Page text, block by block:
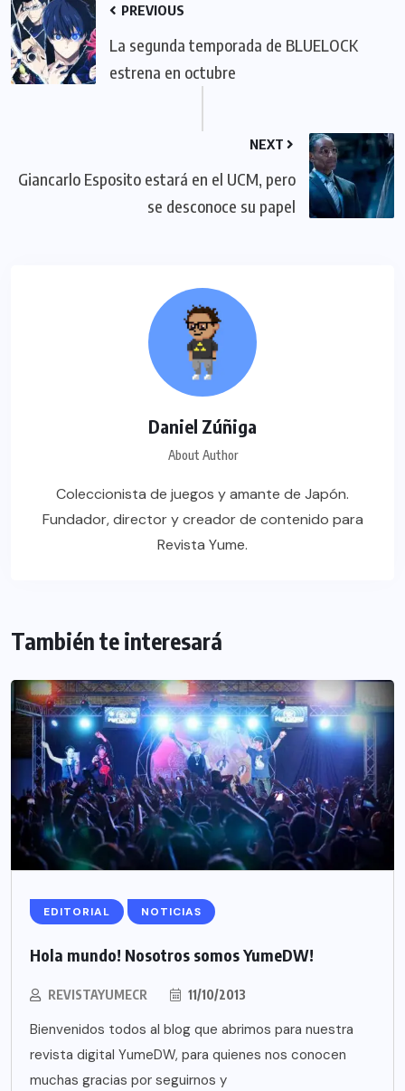
PREVIOUS
La segunda temporada de BLUELOCK
estrena en octubre
NEXT
Giancarlo Esposito estará en el UCM, pero
se desconoce su papel
Daniel Zúñiga
About Author
Coleccionista de juegos y amante de Japón.
Fundador, director y creador de contenido para
Revista Yume.
También te interesará
EDITORIAL NOTICIAS
Hola mundo! Nosotros somos YumeDW!
REVISTAYUMECR 11/10/2013
Bienvenidos todos al blog que abrimos para nuestra
revista digital YumeDW, para quienes nos conocen
muchas gracias por seguirnos y